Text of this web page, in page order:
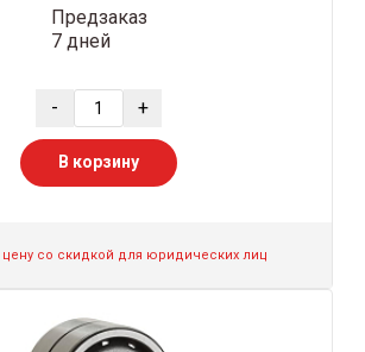
Предзаказ
7 дней
- +
В корзину
цену со скидкой для юридических лиц